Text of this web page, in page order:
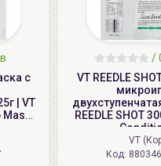
с
| VT
Mask,
/
VT REEDLE
REEDLE SHOT
VT
Код: